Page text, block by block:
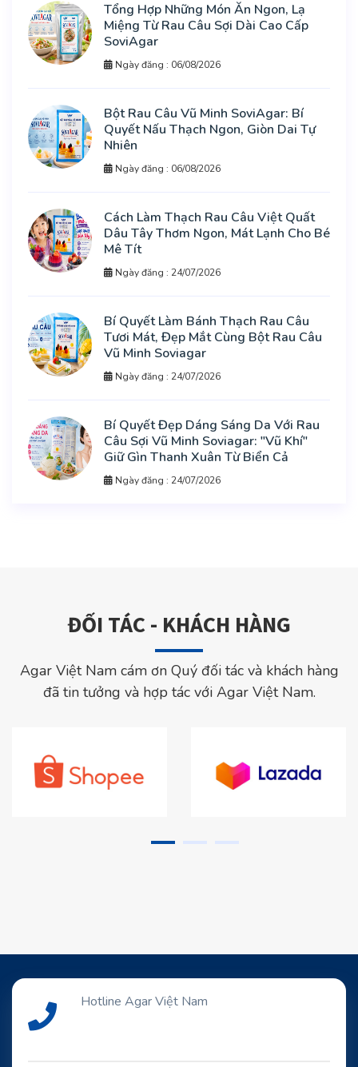
Tổng Hợp Những Món Ăn Ngon, Lạ
Miệng Từ Rau Câu Sợi Dài Cao Cấp
SoviAgar
Ngày đăng : 06/08/2026
Bột Rau Câu Vũ Minh SoviAgar: Bí
Quyết Nấu Thạch Ngon, Giòn Dai Tự
Nhiên
Ngày đăng : 06/08/2026
Cách Làm Thạch Rau Câu Việt Quất
Dâu Tây Thơm Ngon, Mát Lạnh Cho Bé
Mê Tít
Ngày đăng : 24/07/2026
Bí Quyết Làm Bánh Thạch Rau Câu
Tươi Mát, Đẹp Mắt Cùng Bột Rau Câu
Vũ Minh Soviagar
Ngày đăng : 24/07/2026
Bí Quyết Đẹp Dáng Sáng Da Với Rau
Câu Sợi Vũ Minh Soviagar: "Vũ Khí"
Giữ Gìn Thanh Xuân Từ Biển Cả
Ngày đăng : 24/07/2026
ĐỐI TÁC - KHÁCH HÀNG
Agar Việt Nam cám ơn Quý đối tác và khách hàng
đã tin tưởng và hợp tác với Agar Việt Nam.
Hotline Agar Việt Nam